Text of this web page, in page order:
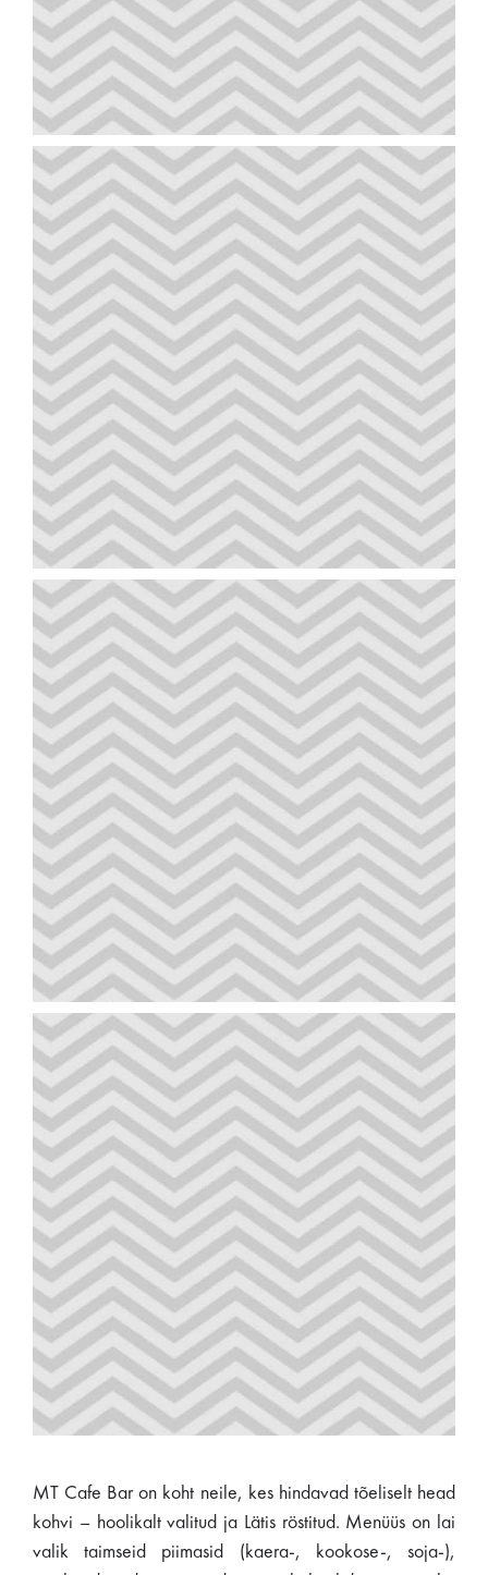
MT Cafe Bar on koht neile, kes hindavad tõeliselt head
kohvi – hoolikalt valitud ja Lätis röstitud. Menüüs on lai
valik taimseid piimasid (kaera-, kookose-, soja-),